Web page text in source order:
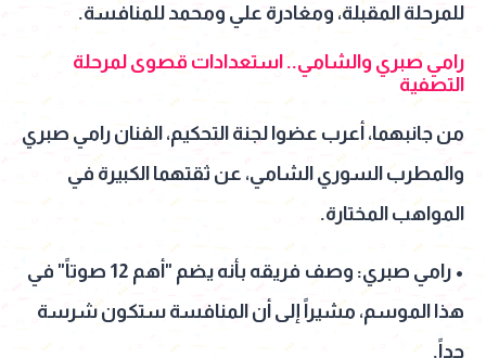
للمرحلة المقبلة، ومغادرة علي ومحمد للمنافسة.
رامي صبري والشامي.. استعدادات قصوى لمرحلة
التصفية
من جانبهما، أعرب عضوا لجنة التحكيم، الفنان رامي صبري
والمطرب السوري الشامي، عن ثقتهما الكبيرة في
المواهب المختارة.
• رامي صبري: وصف فريقه بأنه يضم "أهم 12 صوتاً" في
هذا الموسم، مشيراً إلى أن المنافسة ستكون شرسة
جداً.